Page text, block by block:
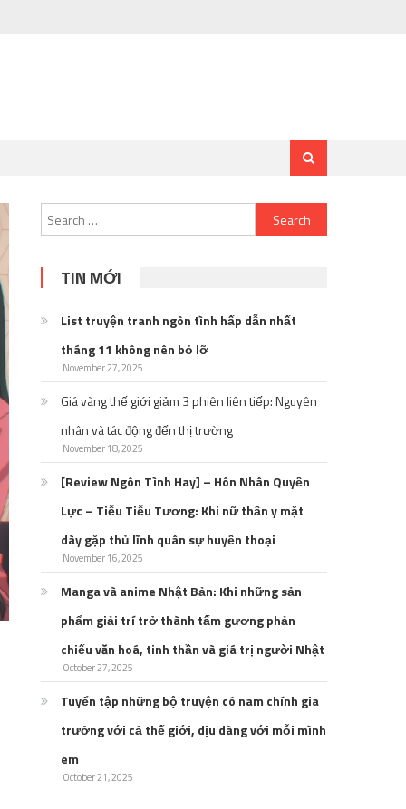
Search
for:
TIN MỚI
List truyện tranh ngôn tình hấp dẫn nhất
tháng 11 không nên bỏ lỡ
November 27, 2025
Giá vàng thế giới giảm 3 phiên liên tiếp: Nguyên
nhân và tác động đến thị trường
November 18, 2025
[Review Ngôn Tình Hay] – Hôn Nhân Quyền
Lực – Tiễu Tiễu Tương: Khi nữ thần y mặt
dày gặp thủ lĩnh quân sự huyền thoại
November 16, 2025
Manga và anime Nhật Bản: Khi những sản
phẩm giải trí trở thành tấm gương phản
chiếu văn hoá, tinh thần và giá trị người Nhật
October 27, 2025
Tuyển tập những bộ truyện có nam chính gia
trưởng với cả thế giới, dịu dàng với mỗi mình
em
October 21, 2025